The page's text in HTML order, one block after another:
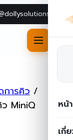
หน้
เกี่
การคิว /
ว MiniQ